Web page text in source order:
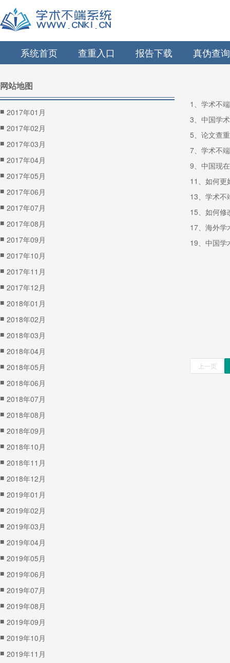
系统首页 查重入口 报告下载 真伪查询
网站地图
■ 2017年01月
■ 2017年02月
■ 2017年03月
■ 2017年04月
■ 2017年05月
■ 2017年06月
■ 2017年07月
■ 2017年08月
■ 2017年09月
■ 2017年10月
■ 2017年11月
■ 2017年12月
■ 2018年01月
■ 2018年02月
■ 2018年03月
■ 2018年04月
■ 2018年05月
■ 2018年06月
■ 2018年07月
■ 2018年08月
■ 2018年09月
■ 2018年10月
■ 2018年11月
■ 2018年12月
■ 2019年01月
■ 2019年02月
■ 2019年03月
■ 2019年04月
■ 2019年05月
■ 2019年06月
■ 2019年07月
■ 2019年08月
■ 2019年09月
■ 2019年10月
■ 2019年11月
1、学术不
3、中国学
5、论文查
7、学术不
9、中国现
11、如何更
13、学术不
15、如何修
17、海外学
19、中国学
上一页